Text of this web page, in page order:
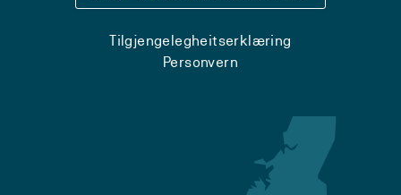
Tilgjengelegheitserklæring
Personvern